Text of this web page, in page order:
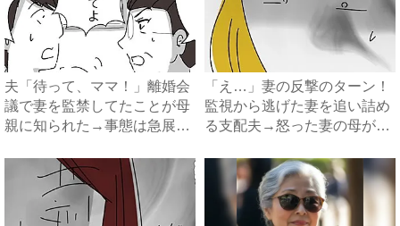
夫「待って、ママ！」離婚会
議で妻を監禁してたことが母
親に知られた→事態は急展開
「え…」妻の反撃のターン！
監視から逃げた妻を追い詰め
る支配夫→怒った妻の母がま